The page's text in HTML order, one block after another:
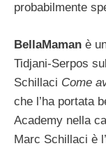
probabilmente
BellaMaman è
Tidjani-Serpos
Schillaci Come
che l’ha portata
Academy nella
Marc Schillaci è